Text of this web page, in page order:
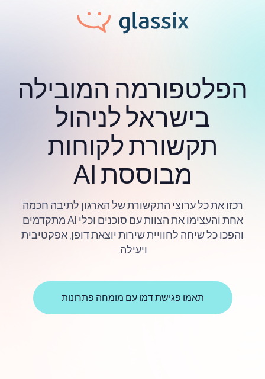
הפלטפורמה המובילה
בישראל לניהול
תקשורת לקוחות
מבוססת AI
רכזו את כל ערוצי התקשורת של הארגון לתיבה חכמה
אחת והעצימו את הצוות עם סוכנים וכלי AI מתקדמים
והפכו כל שיחה לחוויית שירות יוצאת דופן, אפקטיבית
ויעילה.
תאמו פגישת דמו עם מומחה פתרונות